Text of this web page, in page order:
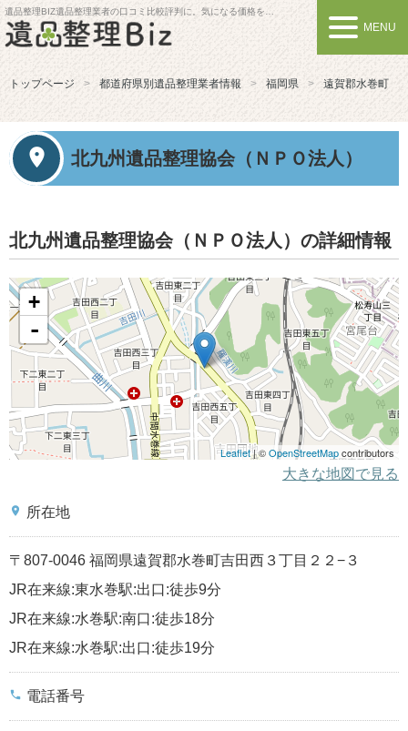
遺品整理BIZ遺品整理業者の口コミ比較評判に。気になる価格を比較しよう
MENU
トップページ 都道府県別遺品整理業者情報 福岡県 遠賀郡水巻町
北九州遺品整理協会（ＮＰＯ法人）
北九州遺品整理協会（ＮＰＯ法人）の詳細情報
+
-
Leaflet| ©OpenStreetMapcontributors
大きな地図で見る
place 所在地
〒807-0046 福岡県遠賀郡水巻町吉田西３丁目２２−３
JR在来線:東水巻駅:出口:徒歩9分
JR在来線:水巻駅:南口:徒歩18分
JR在来線:水巻駅:出口:徒歩19分
phone 電話番号